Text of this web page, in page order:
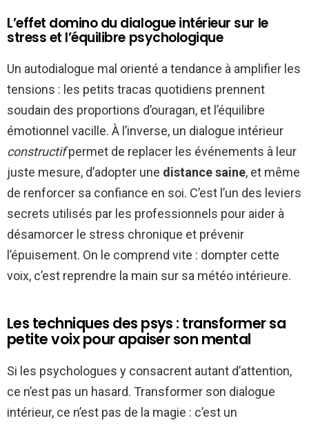
L’effet domino du dialogue intérieur sur le
stress et l’équilibre psychologique
Un autodialogue mal orienté a tendance à amplifier les
tensions : les petits tracas quotidiens prennent
soudain des proportions d’ouragan, et l’équilibre
émotionnel vacille. À l’inverse, un dialogue intérieur
constructifpermet de replacer les événements à leur
juste mesure, d’adopter une distance saine, et même
de renforcer sa confiance en soi. C’est l’un des leviers
secrets utilisés par les professionnels pour aider à
désamorcer le stress chronique et prévenir
l’épuisement. On le comprend vite : dompter cette
voix, c’est reprendre la main sur sa météo intérieure.
Les techniques des psys : transformer sa
petite voix pour apaiser son mental
Si les psychologues y consacrent autant d’attention,
ce n’est pas un hasard. Transformer son dialogue
intérieur, ce n’est pas de la magie : c’est un